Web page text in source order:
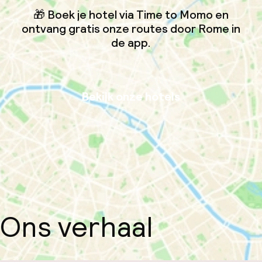
🎁 Boek je hotel via Time to Momo en
ontvang gratis onze routes door Rome in
de app.
Bekijk onze hotels
Ons verhaal